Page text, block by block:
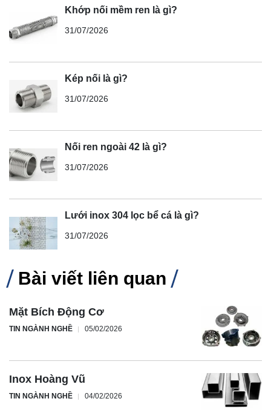
Khớp nối mềm ren là gì?
31/07/2026
Kép nối là gì?
31/07/2026
Nối ren ngoài 42 là gì?
31/07/2026
Lưới inox 304 lọc bể cá là gì?
31/07/2026
Bài viết liên quan
Mặt Bích Động Cơ
TIN NGÀNH NGHỀ 05/02/2026
Inox Hoàng Vũ
TIN NGÀNH NGHỀ 04/02/2026